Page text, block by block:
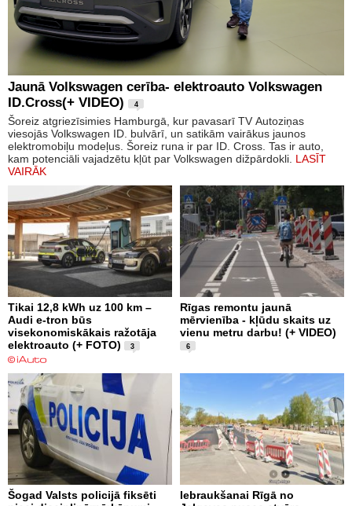
Jaunā Volkswagen cerība- elektroauto Volkswagen
ID.Cross(+ VIDEO)
4
Šoreiz atgriezīsimies Hamburgā, kur pavasarī TV Autoziņas
viesojās Volkswagen ID. bulvārī, un satikām vairākus jaunos
elektromobiļu modeļus. Šoreiz runa ir par ID. Cross. Tas ir auto,
kam potenciāli vajadzētu kļūt par Volkswagen dižpārdokli. LASĪT
VAIRĀK
Tikai 12,8 kWh uz 100 km –
Audi e-tron būs
visekonomiskākais ražotāja
elektroauto (+ FOTO)
3
Rīgas remontu jaunā
mērvienība - kļūdu skaits uz
vienu metru darbu! (+ VIDEO)
6
Šogad Valsts policijā fiksēti
Iebraukšanai Rīgā no